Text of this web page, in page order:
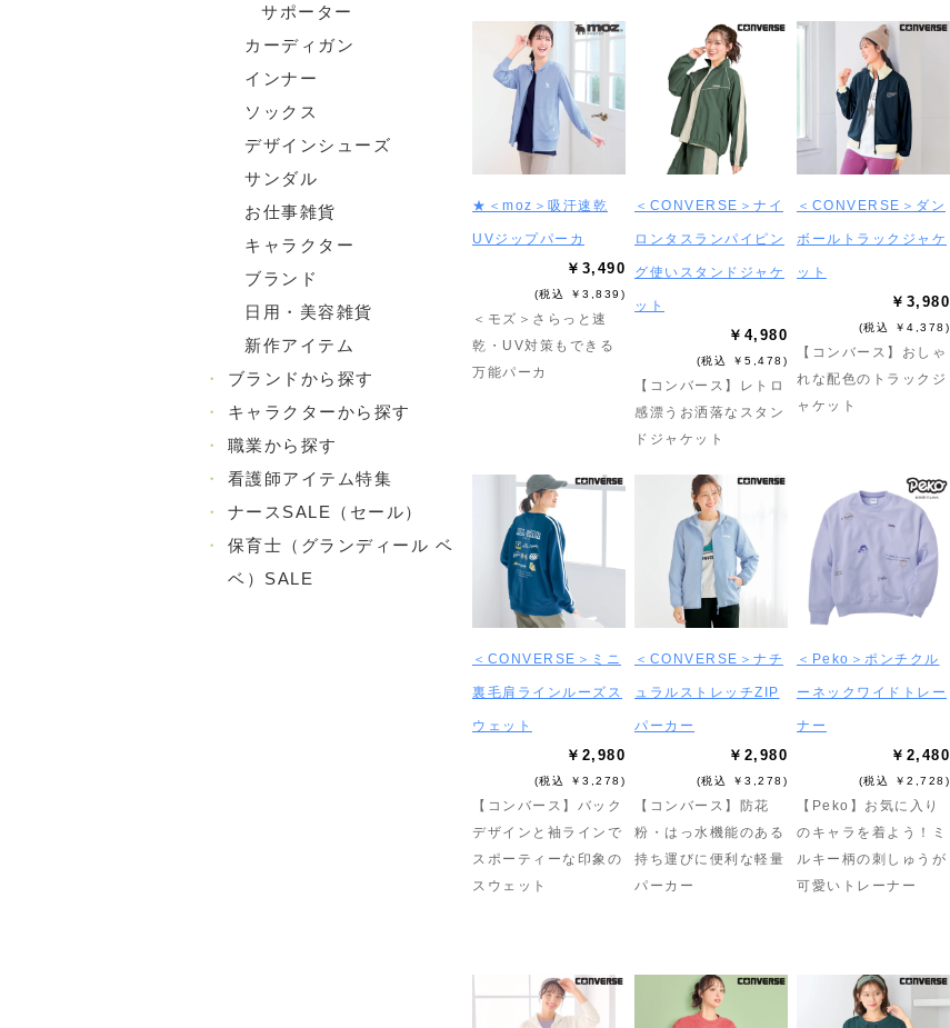
サポーター
カーディガン
インナー
ソックス
デザインシューズ
サンダル
お仕事雑貨
キャラクター
ブランド
日用・美容雑貨
新作アイテム
・
ブランドから探す
・
キャラクターから探す
・
職業から探す
・
看護師アイテム特集
・
ナースSALE（セール）
・
保育士（グランディール ベ
ベ）SALE
★＜moz＞吸汗速乾
UVジップパーカ
￥3,490
(税込 ￥3,839)
＜モズ＞さらっと速
乾・UV対策もできる
万能パーカ
＜CONVERSE＞ナイ
ロンタスランパイピン
グ使いスタンドジャケ
ット
￥4,980
(税込 ￥5,478)
【コンバース】レトロ
感漂うお洒落なスタン
ドジャケット
＜CONVERSE＞ダン
ボールトラックジャケ
ット
￥3,980
(税込 ￥4,378)
【コンバース】おしゃ
れな配色のトラックジ
ャケット
＜CONVERSE＞ミニ
裏毛肩ラインルーズス
ウェット
￥2,980
(税込 ￥3,278)
【コンバース】バック
デザインと袖ラインで
スポーティーな印象の
スウェット
＜CONVERSE＞ナチ
ュラルストレッチZIP
パーカー
￥2,980
(税込 ￥3,278)
【コンバース】防花
粉・はっ水機能のある
持ち運びに便利な軽量
パーカー
＜Peko＞ポンチクル
ーネックワイドトレー
ナー
￥2,480
(税込 ￥2,728)
【Peko】お気に入り
のキャラを着よう！ミ
ルキー柄の刺しゅうが
可愛いトレーナー